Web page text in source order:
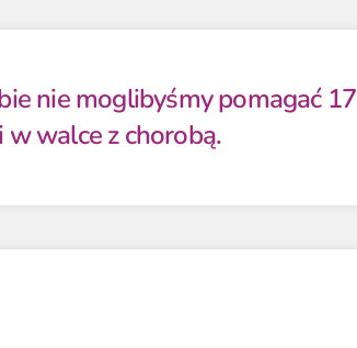
nie moglibyśmy pomagać
walce z chorobą.